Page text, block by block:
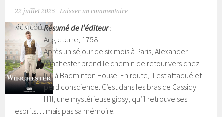
22 juillet 2025 Laisser un commentaire
Résumé de l’éditeur:
Angleterre, 1758
Après un séjour de six mois à Paris, Alexander
Winchester prend le chemin de retour vers chez
lui, à Badminton House. En route, il est attaqué et
perd conscience. C’est dans les bras de Cassidy
Hill, une mystérieuse gipsy, qu’il retrouve ses
esprits… mais pas sa mémoire.